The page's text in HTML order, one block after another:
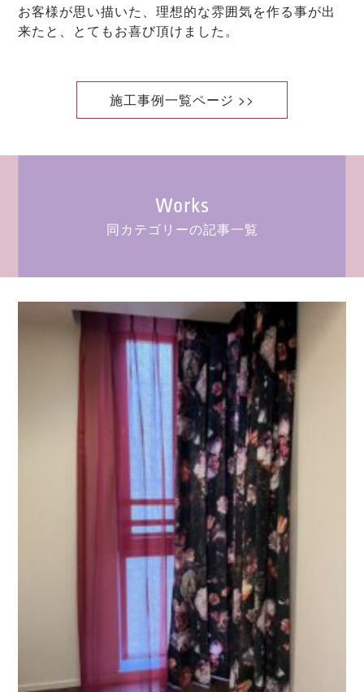
お客様が思い描いた、理想的な雰囲気を作る事が出
来たと、とてもお喜び頂けました。
施工事例一覧ページ >>
Works
同カテゴリーの記事一覧